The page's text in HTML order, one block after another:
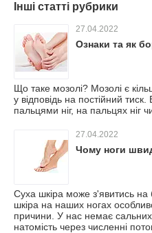
Інші статті рубрики
27.04.2022
Ознаки та як
Що таке мозолі? Мозолі є
у відповідь на постійний
пальцями ніг, на пальцях ніг
27.04.2022
Чому ноги
Суха шкіра може з'явитись на
шкіра на наших ногах
причини. У нас немає сальних
натомість через численні